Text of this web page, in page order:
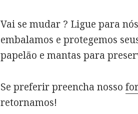
Vai se mudar ? Ligue para
embalamos e protegemos
papelão e mantas para
Se preferir preencha nosso
retornamos!